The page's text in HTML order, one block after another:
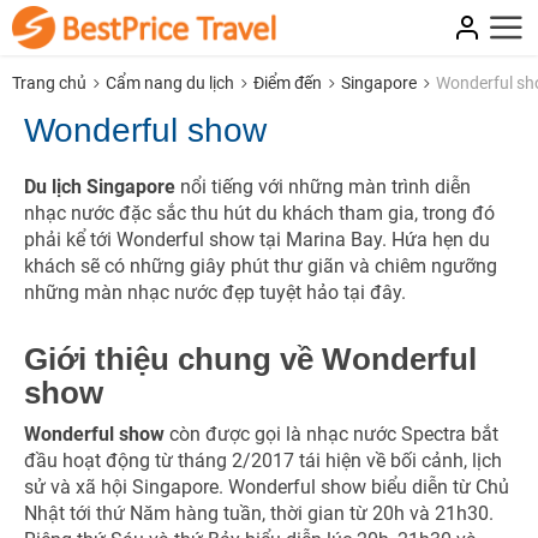
Trang chủ Cẩm nang du lịch Điểm đến Singapore Wonderful
Wonderful show
Du lịch Singapore nổi tiếng với những màn trình diễn
nhạc nước đặc sắc thu hút du khách tham gia, trong đó
phải kể tới Wonderful show tại Marina Bay. Hứa hẹn du
khách sẽ có những giây phút thư giãn và chiêm ngưỡng
những màn nhạc nước đẹp tuyệt hảo tại đây.
Giới thiệu chung về Wonderful
show
Wonderful show còn được gọi là nhạc nước Spectra bắt
đầu hoạt động từ tháng 2/2017 tái hiện về bối cảnh, lịch
sử và xã hội Singapore. Wonderful show biểu diễn từ Chủ
Nhật tới thứ Năm hàng tuần, thời gian từ 20h và 21h30.